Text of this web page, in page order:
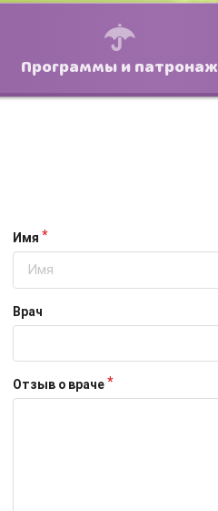
Программы и патронаж
Имя
Врач
Отзыв о враче